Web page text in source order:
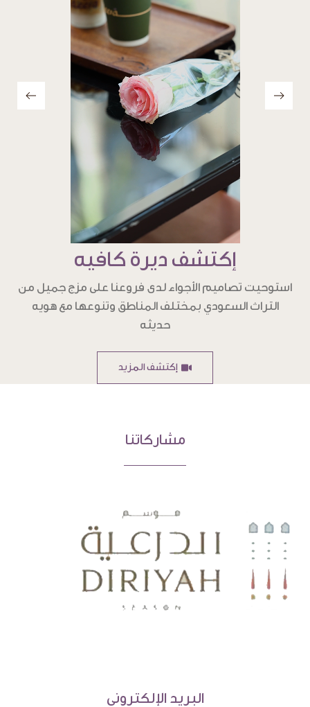
إكتشف ديرة كافيه
استوحيت تصاميم الأجواء لدى فروعنا على مزج جميل من
التراث السعودي بمختلف المناطق وتنوعها مع هويه
حديثه
إكتشف المزيد
مشاركاتنا
البريد الإلكتروني